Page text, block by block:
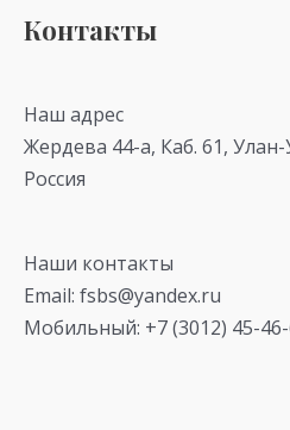
Контакты
Наш адрес
Жердева 44-а, Каб. 61, Улан-
Россия
Наши контакты
Email: fsbs@yandex.ru
Мобильный: +7 (3012) 45-